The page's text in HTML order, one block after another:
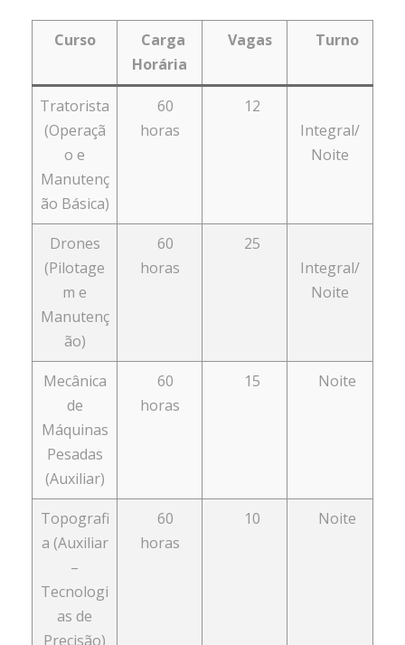
Curso
Carga
Horária
Vagas Turno
Tratorista
(Operaçã
o e
Manutenç
ão Básica)
60
horas
12
Integral/
Noite
Drones
(Pilotage
m e
Manutenç
ão)
60
horas
25
Integral/
Noite
Mecânica
de
Máquinas
Pesadas
(Auxiliar)
60
horas
15 Noite
Topografi
a (Auxiliar
–
Tecnologi
as de
Precisão)
60
horas
10 Noite